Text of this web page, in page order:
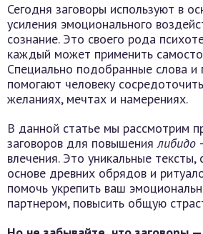
Сегодня заговоры используют в
усиления эмоционального
сознание. Это своего рода
каждый может применить
Специально подобранные слова
помогают человеку
желаниях, мечтах и намерениях.
В данной статье мы рассмотрим
заговоров для повышениялибидо
влечения. Это уникальные тексты,
основе древних обрядов и
помочь укрепить ваш
партнером, повысить общую